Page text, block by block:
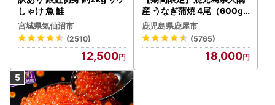
しゃけ 魚 鮭
宮城県気仙沼市
(2510)
12,500
産 うなぎ蒲焼 4尾（600g
） KN007-004-04-cp18
うなぎ 鰻 魚 惣菜 総菜
鹿児島県鹿屋市
(5765)
18,000